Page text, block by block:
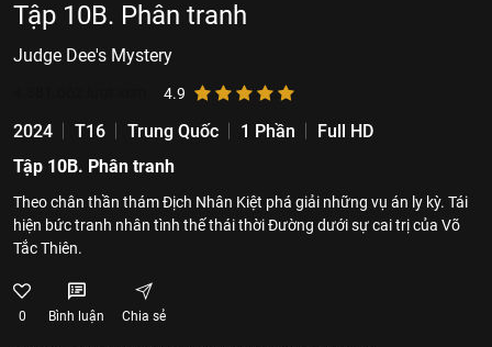
Tập 10B. Phân tranh
Judge Dee's Mystery
4.9
2024 T16 Trung Quốc 1 Phần
Full HD
Tập 10B. Phân tranh
Theo chân thần thám Địch Nhân Kiệt phá giải những vụ án ly kỳ. Tái
hiện bức tranh nhân tình thế thái thời Đường dưới sự cai trị của Võ
Tắc Thiên.
0 Bình luận Chia sẻ